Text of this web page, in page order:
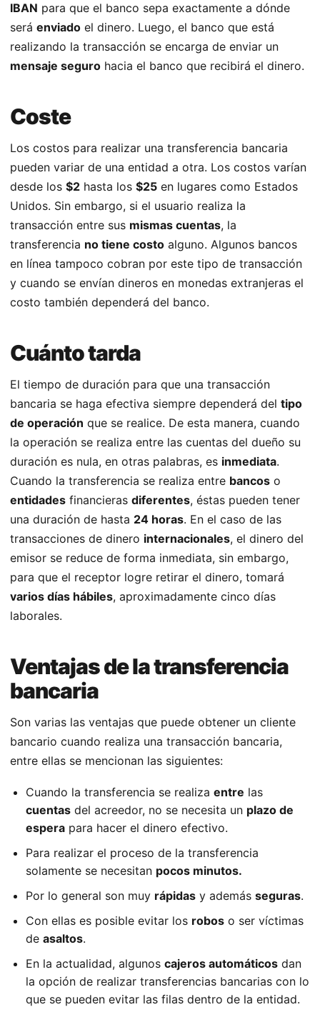
IBAN para que el banco sepa exactamente a dónde
será enviado el dinero. Luego, el banco que está
realizando la transacción se encarga de enviar un
mensaje seguro hacia el banco que recibirá el dinero.
Coste
Los costos para realizar una transferencia bancaria
pueden variar de una entidad a otra. Los costos varían
desde los $2 hasta los $25 en lugares como Estados
Unidos. Sin embargo, si el usuario realiza la
transacción entre sus mismas cuentas, la
transferencia no tiene costo alguno. Algunos bancos
en línea tampoco cobran por este tipo de transacción
y cuando se envían dineros en monedas extranjeras el
costo también dependerá del banco.
Cuánto tarda
El tiempo de duración para que una transacción
bancaria se haga efectiva siempre dependerá del tipo
de operación que se realice. De esta manera, cuando
la operación se realiza entre las cuentas del dueño su
duración es nula, en otras palabras, es inmediata.
Cuando la transferencia se realiza entre bancos o
entidades financieras diferentes, éstas pueden tener
una duración de hasta 24 horas. En el caso de las
transacciones de dinero internacionales, el dinero del
emisor se reduce de forma inmediata, sin embargo,
para que el receptor logre retirar el dinero, tomará
varios días hábiles, aproximadamente cinco días
laborales.
Ventajas de la transferencia
bancaria
Son varias las ventajas que puede obtener un cliente
bancario cuando realiza una transacción bancaria,
entre ellas se mencionan las siguientes:
Cuando la transferencia se realiza entre las
cuentas del acreedor, no se necesita un plazo de
espera para hacer el dinero efectivo.
Para realizar el proceso de la transferencia
solamente se necesitan pocos minutos.
Por lo general son muy rápidas y además seguras.
Con ellas es posible evitar los robos o ser víctimas
de asaltos.
En la actualidad, algunos cajeros automáticos dan
la opción de realizar transferencias bancarias con lo
que se pueden evitar las filas dentro de la entidad.